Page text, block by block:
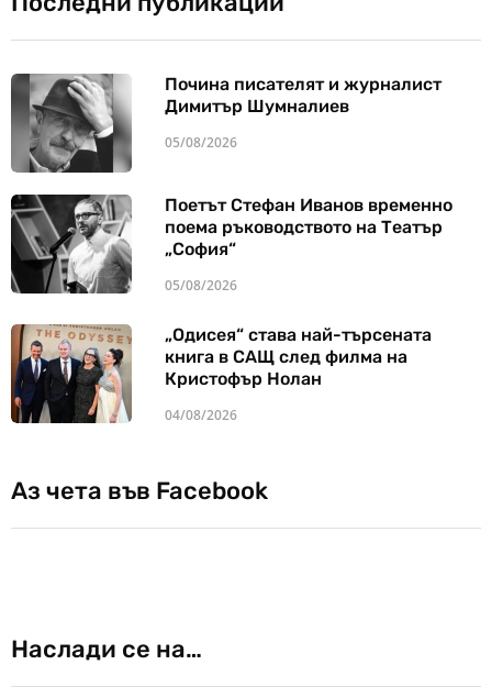
Почина писателят и журналист
Димитър Шумналиев
05/08/2026
Поетът Стефан Иванов временно
поема ръководството на Театър
„София“
05/08/2026
„Одисея“ става най-търсената
книга в САЩ след филма на
Кристофър Нолан
04/08/2026
Аз чета във Facebook
Наслади се на…